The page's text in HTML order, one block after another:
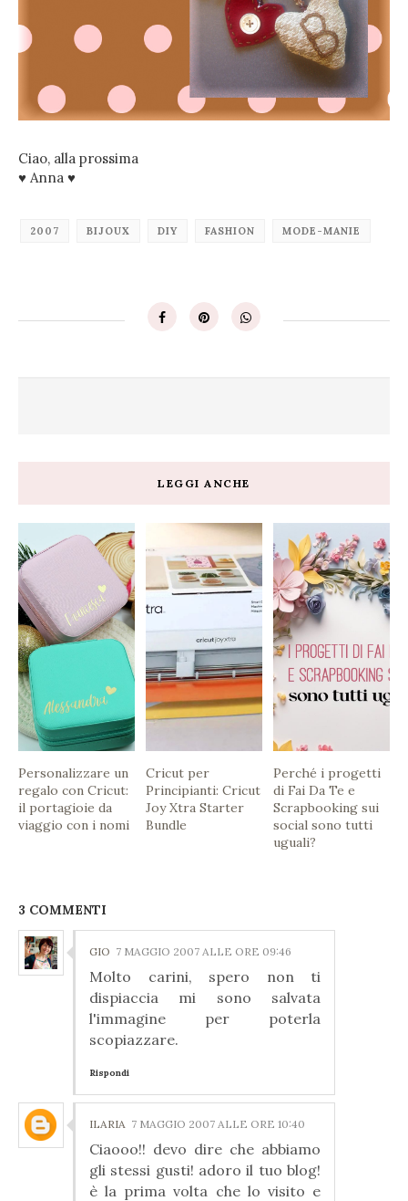
Ciao, alla prossima
♥ Anna ♥
2007 BIJOUX DIY FASHION MODE-MANIE
LEGGI ANCHE
Personalizzare un
regalo con Cricut:
il portagioie da
viaggio con i nomi
Cricut per
Principianti: Cricut
Joy Xtra Starter
Bundle
Perché i progetti
di Fai Da Te e
Scrapbooking sui
social sono tutti
uguali?
3 COMMENTI
GIO 7 MAGGIO 2007 ALLE ORE 09:46
Molto carini, spero non ti
dispiaccia mi sono salvata
l'immagine per poterla
scopiazzare.
Rispondi
ILARIA 7 MAGGIO 2007 ALLE ORE 10:40
Ciaooo!! devo dire che abbiamo
gli stessi gusti! adoro il tuo blog!
è la prima volta che lo visito e